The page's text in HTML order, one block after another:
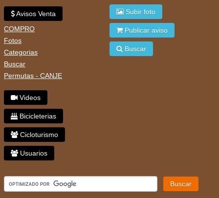
Avisos Venta
COMPRO
Fotos
Categorias
Buscar
Permutas - CANJE
Videos
Bicicleterias
Cicloturismo
Usuarios
Subir foto
Publicar aviso
Buscar
Buscar